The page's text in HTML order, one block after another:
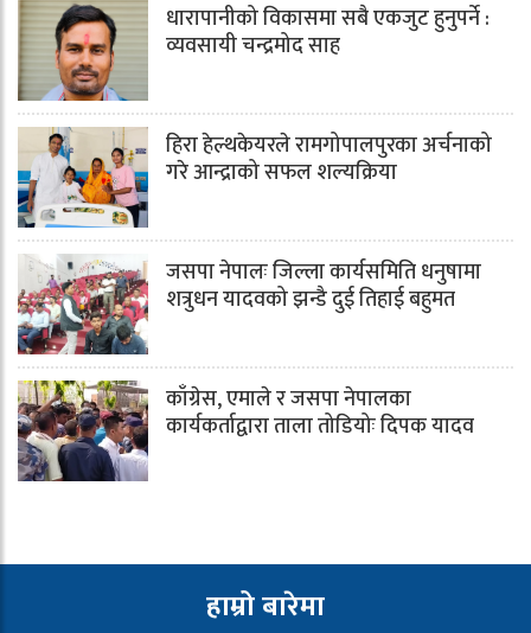
धारापानीको विकासमा सबै एकजुट हुनुपर्ने :
व्यवसायी चन्द्रमोद साह
हिरा हेल्थकेयरले रामगोपालपुरका अर्चनाको
गरे आन्द्राको सफल शल्यक्रिया
जसपा नेपालः जिल्ला कार्यसमिति धनुषामा
शत्रुधन यादवको झन्डै दुई तिहाई बहुमत
काँग्रेस, एमाले र जसपा नेपालका
कार्यकर्ताद्वारा ताला तोडियोः दिपक यादव
हाम्रो बारेमा